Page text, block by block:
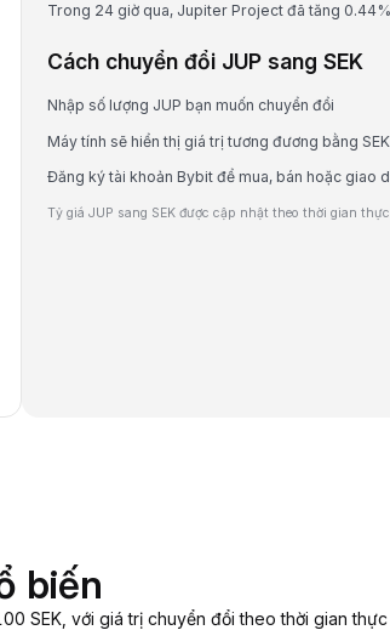
Trong 24 giờ qua, Jupiter Project đã tăng
Cách chuyển đổi JUP sang SEK
Nhập số lượng JUP bạn muốn chuyển đổi
Máy tính sẽ hiển thị giá trị tương đương bằng SEK
Đăng ký tài khoản Bybit để mua, bán hoặc giao
Tỷ giá JUP sang SEK được cập nhật theo thời gian
biến
SEK, với giá trị chuyển đổi theo thời gian